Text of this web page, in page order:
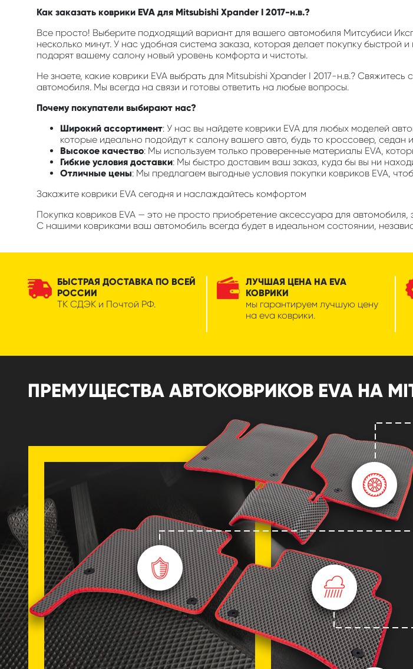
Как заказать коврики EVA для Mitsubishi Xpander I 2017-н.в.?
Все просто! Выберите подходящий вариант для вашего автомобиля Митсубиси
несколько минут. У нас удобная система заказа, которая делает покупку быстрой
подарят вашему салону новый уровень комфорта и чистоты.
Не знаете, какие коврики EVA выбрать для Mitsubishi Xpander I 2017-н.в.?
автомобиля. Мы всегда на связи и готовы ответить на любые вопросы.
Почему покупатели выбирают нас?
Широкий ассортимент: У нас вы найдете коврики EVA для любых моделей
которые идеально подойдут к салону вашего авто, будь то кроссовер, седан
Высокое качество: Мы используем только проверенные материалы EVA,
Гибкие условия доставки: Мы быстро доставим ваш заказ, куда бы вы ни
Отличные цены: Мы предлагаем выгодные условия покупки ковриков EVA,
Закажите коврики EVA сегодня и наслаждайтесь комфортом
Покупка ковриков EVA — это не просто приобретение аксессуара для
С нашими ковриками ваш автомобиль всегда будет в идеальном состоянии,
БЫСТРАЯ ДОСТАВКА ПО ВСЕЙ
РОССИИ
ТК СДЭК и Почтой РФ.
ЛУЧШАЯ ЦЕНА НА EVA
КОВРИКИ
мы гарантируем лучшую цену
на eva коврики.
ПРЕМУЩЕСТВА АВТОКОВРИКОВ EVA НА